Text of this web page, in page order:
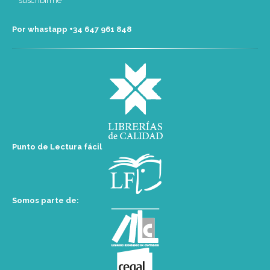
Por whastapp +34 ‭647 961 848‬
Punto de Lectura fácil
Somos parte de: